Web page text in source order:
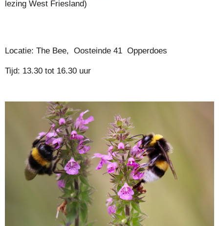
lezing West Friesland)
Locatie: The Bee, Oosteinde 41 Opperdoes
Tijd: 13.30 tot 16.30 uur